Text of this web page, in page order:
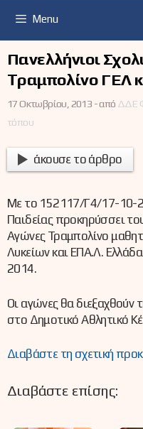
Menu
Πανελλήνιοι
Tραμπολίνο ΓΕΛ
17 Οκτωβρίου, 2013 -από ΔΔΕ
τόπου
άκουσε το άρθρο
Με το 152117/Γ4/17-10-
Παιδείας προκηρύσσει
Αγώνες Τραμπολίνο
Λυκείων και ΕΠΑ.Λ.
2014.
Οι αγώνες θα
στο Δημοτικό Αθλητικό
Διαβάστε τη σχετική
Διαβάστε επίσης: